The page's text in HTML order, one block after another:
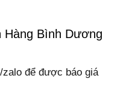
Hàng Bình Dương
zalo để được báo giá